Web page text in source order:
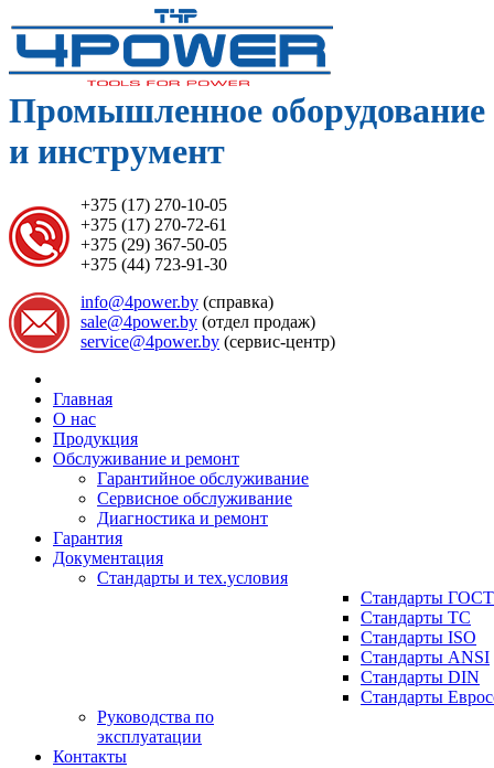
Промышленное оборудование
и инструмент
+375 (17) 270-10-05
+375 (17) 270-72-61
+375 (29) 367-50-05
+375 (44) 723-91-30
info@4power.by (справка)
sale@4power.by (отдел продаж)
service@4power.by (сервис-центр)
Главная
О нас
Продукция
Обслуживание и ремонт
Гарантийное обслуживание
Сервисное обслуживание
Диагностика и ремонт
Гарантия
Документация
Стандарты и тех.условия
Стандарты ГОСТ
Стандарты ТС
Стандарты ISO
Стандарты ANSI
Стандарты DIN
Стандарты
Руководства по
эксплуатации
Контакты